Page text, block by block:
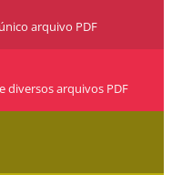
arquivo PDF
diversos arquivos PDF